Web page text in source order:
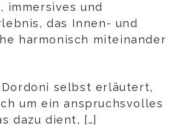
immersives und
das Innen- und
harmonisch miteinander
selbst erläutert,
um ein anspruchsvolles
dazu dient, […]